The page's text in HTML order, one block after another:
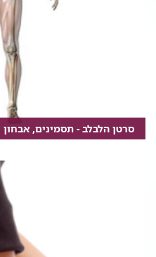
סרטן הלבלב - תסמינים, אבחון